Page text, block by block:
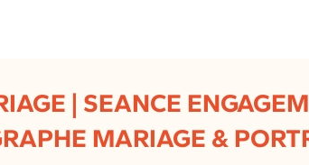
| SEANCE
MARIAGE &